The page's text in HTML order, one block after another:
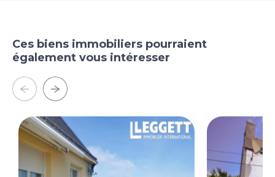
Ces biens immobiliers pourraient
également vous intéresser